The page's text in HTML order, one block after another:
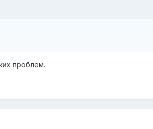
проблем.